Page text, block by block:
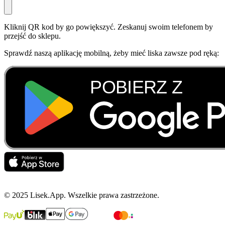
Kliknij QR kod by go powiększyć. Zeskanuj swoim telefonem by
przejść do sklepu.
Sprawdź naszą aplikację mobilną, żeby mieć liska zawsze pod ręką:
© 2025 Lisek.App. Wszelkie prawa zastrzeżone.